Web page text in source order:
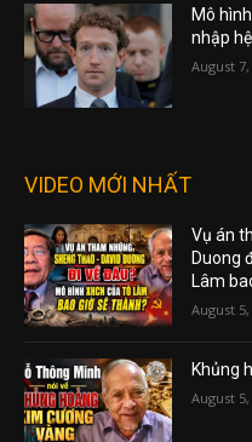
Mô
nhập
August 7,
VIDEO MỚI NHẤT
Vụ án
Duong
Lâm
August 5,
Khủng
August 5,